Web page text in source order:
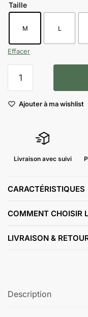
Taille
M L
Effacer
Ajouter à ma wishlist
Livraison avec suivi
CARACTÉRISTIQUES
COMMENT CHOISIR
LIVRAISON &
Description